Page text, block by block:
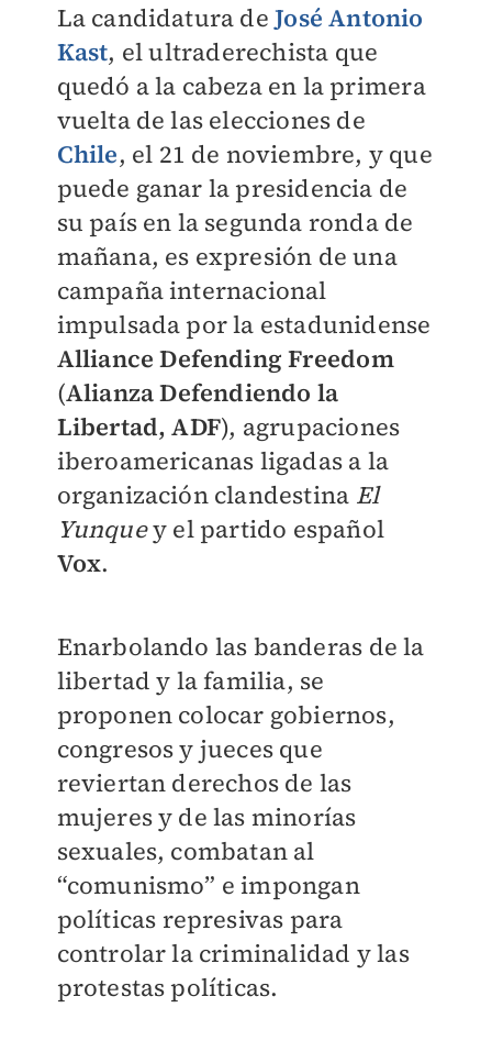
La candidatura deJosé Antonio
Kast, el ultraderechista que
quedó a la cabeza en la primera
vuelta de las elecciones de
Chile, el 21 de noviembre, y que
puede ganar la presidencia de
su país en la segunda ronda de
mañana, es expresión de una
campaña internacional
impulsada por la estadunidense
Alliance Defending Freedom
(Alianza Defendiendo la
Libertad, ADF), agrupaciones
iberoamericanas ligadas a la
organización clandestina El
Yunquey el partido español
Vox.
Enarbolando las banderas de la
libertad y la familia, se
proponen colocar gobiernos,
congresos y jueces que
reviertan derechos de las
mujeres y de las minorías
sexuales, combatan al
“comunismo” e impongan
políticas represivas para
controlar la criminalidad y las
protestas políticas.